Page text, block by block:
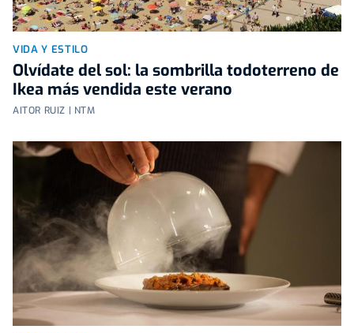
VIDA Y ESTILO
Olvídate del sol: la sombrilla todoterreno de
Ikea más vendida este verano
AITOR RUIZ | NTM